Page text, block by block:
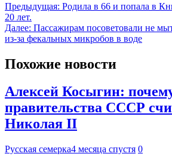
Предыдущая: Родила в 66 и попала в
20 лет.
Далее: Пассажирам посоветовали не
из-за фекальных микробов в воде
Похожие новости
Алексей Косыгин:
правительства СССР
Николая II
Русская семерка4 месяца спустя 0